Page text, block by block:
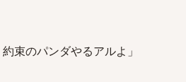
束のパンダやるアルよ」